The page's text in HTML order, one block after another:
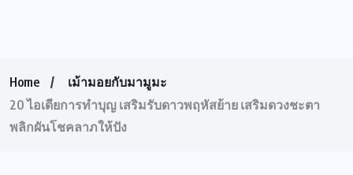
Home
เม้ามอยกับมามูมะ
20 ไอเดียการทำบุญ เสริมรับดาวพฤหัสย้าย เสริมดวงชะตา
พลิกผันโชคลาภให้ปัง